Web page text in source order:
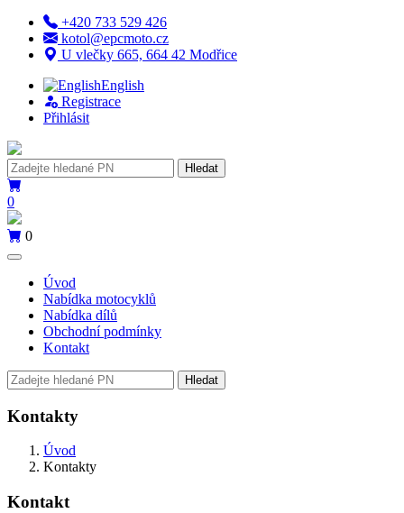
+420 733 529 426
kotol@epcmoto.cz
U vlečky 665, 664 42 Modřice
English
Registrace
Přihlásit
Hledat
0
0
Úvod
Nabídka motocyklů
Nabídka dílů
Obchodní podmínky
Kontakt
Hledat
Kontakty
Úvod
Kontakty
Kontakt